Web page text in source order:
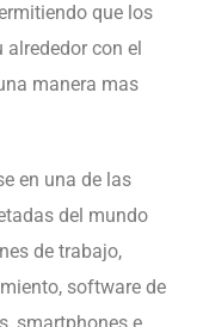
que los
con el
manera mas
en una de las
del mundo
de trabajo,
software de